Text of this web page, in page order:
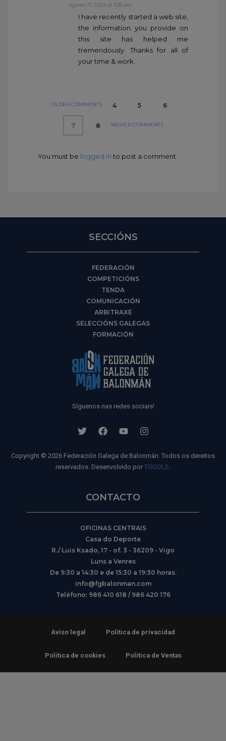
agosto 17, 2024 at 3:35 am
I have recently started a web site,
the information you provide on
this site has helped me
tremendously. Thanks for all of
your time & work.
OLDER COMMENTS 4 5 6
7 8 NEWER COMMENTS
You must be logged in to post a comment.
SECCIÓNS
FEDERACIÓN
COMPETICIÓNS
TENDA
COMUNICACIÓN
ARBITRAXE
SELECCIÓNS GALEGAS
FORMACIÓN
Síguenos nas redes sociais!
Copyright © 2026 Federación Galega de Balonmán. Todos os dereitos
reservados. Desenvolvido por TOOOLS
CONTACTO
OFICINAS CENTRAIS
Casa do Deporte
R./ Luis Ksado, 17 - of. 3 - 36209 - Vigo
Luns a Venres
De 9:30 a 14:30 e de 15:30 a 19:30 horas.
info@fgbalonman.com
Teléfono: 986 410 618 / 986 420 176
Aviso legal Política de privacidad
Política de cookies Política de Ventas